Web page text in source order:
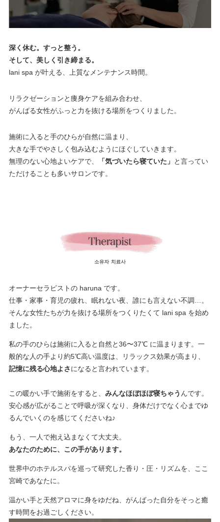
深く休む。すっと整う。
そして、美しく引き締まる。
lani spa が叶える、上質なメンテナンス時間。
リラクゼーションと痩身ケアを組み合わせ、
がんばる女性がふっと力を抜ける場所をつくりました。
施術に入ると手のひらが自然に温まり、
大きな手でやさしく包み込むようにほぐしていきます。
無理のない心地よいケアで、
「気づいたら寝ていた」 と言ってい
ただけることも多いサロンです。
소유자 치료사
オーナーセラピストの haruna です。
仕事・家事・育児の疲れ、眠れない夜、誰にも言えない不調…。
そんな女性たちが力を抜ける場所をつくりたくて lani spa を始め
ました。
私の手のひらは施術に入ると自然と36〜37℃ に温まります。一
般的な人の手より約5℃高い温度は、リラックス効果が高まり、
記憶に残る心地よさになると言われています。
この暖かい手で施術をすると、 みんなほぼほぼ寝ちゃう んです。
安心感が広がることで呼吸が深くなり、身体だけでなく心までゆ
るんでいくのを感じてくださいね♪
もう、一人で抱え込まなくて大丈夫。
あなたのために、この手があります。
世界中のホテルスパを巡って研究した香り・圧・リズムを、ここ
宮崎であなたに。
温かい手と天然アロマに身をゆだね、がんばった自分をそっと癒
す時間をお過ごしください。